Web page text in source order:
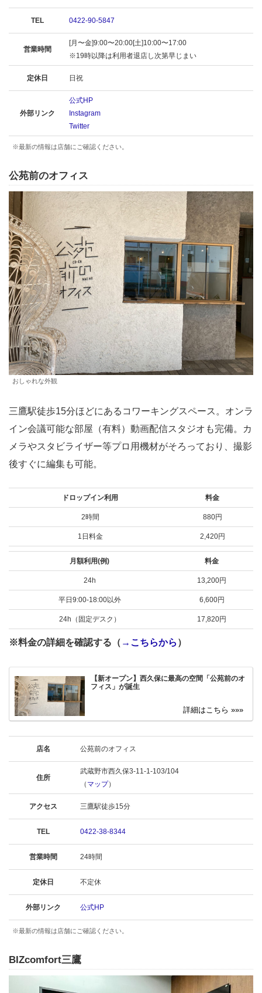
TEL 0422-90-5847
営業時間
[月〜金]9:00〜20:00[土]10:00〜17:00
※19時以降は利用者退店し次第早じまい
定休日 日祝
外部リンク
公式HP
Instagram
Twitter
※最新の情報は店舗にご確認ください。
公苑前のオフィス
おしゃれな外観
三鷹駅徒歩15分ほどにあるコワーキングスペース。オンラ
イン会議可能な部屋（有料）動画配信スタジオも完備。カ
メラやスタビライザー等プロ用機材がそろっており、撮影
後すぐに編集も可能。
ドロップイン利用 料金
2時間 880円
1日料金 2,420円
月額利用(例) 料金
24h 13,200円
平日9:00-18:00以外 6,600円
24h（固定デスク） 17,820円
※料金の詳細を確認する（ →こちらから ）
【新オープン】西久保に最高の空間「公苑前のオ
フィス」が誕生
店名 公苑前のオフィス
住所
武蔵野市西久保3-11-1-103/104
（ マップ）
アクセス 三鷹駅徒歩15分
TEL 0422-38-8344
営業時間 24時間
定休日 不定休
外部リンク 公式HP
※最新の情報は店舗にご確認ください。
BIZcomfort三鷹